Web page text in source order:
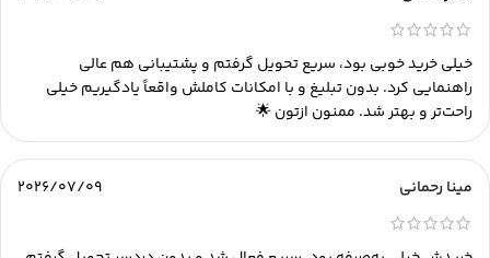
خیلی خرید خوبی بود، سریع تحویل گرفتم و پشتیبانی هم عالی
راهنمایی کرد. بدون تبلیغ و با امکانات کاملش واقعاً یادگیریم خیلی
راحت‌تر و بهتر شد. ممنون ازتون 🌟
مینا رحمانی 2026/07/09